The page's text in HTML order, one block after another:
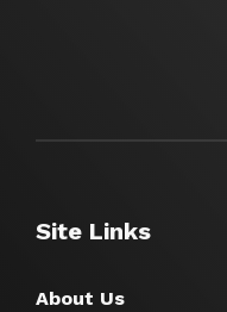
Site Links
About Us